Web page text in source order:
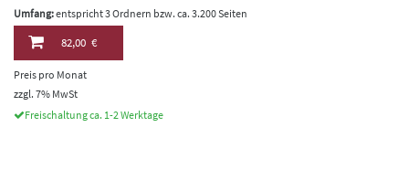
Umfang:entspricht 3 Ordnern bzw. ca. 3.200 Seiten
82,00 €
Preis pro Monat
zzgl. 7% MwSt
Freischaltung ca. 1-2 Werktage